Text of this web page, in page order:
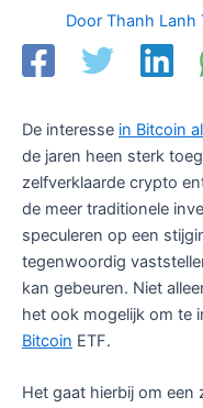
Door Thanh Lanh
De interesse in Bitcoin
de jaren heen sterk
zelfverklaarde crypto
de meer traditionele
speculeren op een
tegenwoordig
kan gebeuren. Niet
het ook mogelijk om te
Bitcoin ETF.
Het gaat hierbij om